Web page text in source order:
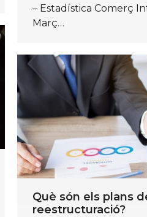
– Estadística Comerç
Març…
Què són els plans
reestructuració?